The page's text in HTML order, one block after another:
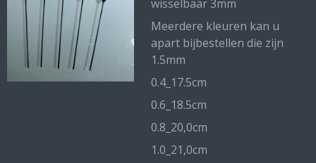
wisselbaar 3mm
Meerdere kleuren kan u
apart bijbestellen die zijn
1.5mm
0.4_17.5cm
0.6_18.5cm
0.8_20,0cm
1.0_21,0cm